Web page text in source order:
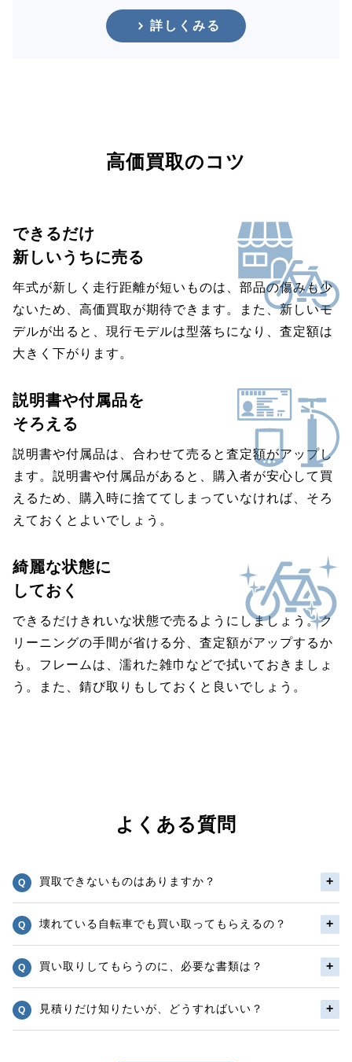
詳しくみる
高価買取のコツ
できるだけ
新しいうちに売る
年式が新しく走行距離が短いものは、部品の傷みも少
ないため、高価買取が期待できます。また、新しいモ
デルが出ると、現行モデルは型落ちになり、査定額は
大きく下がります。
説明書や付属品を
そろえる
説明書や付属品は、合わせて売ると査定額がアップし
ます。説明書や付属品があると、購入者が安心して買
えるため、購入時に捨ててしまっていなければ、そろ
えておくとよいでしょう。
綺麗な状態に
しておく
できるだけきれいな状態で売るようにしましょう。ク
リーニングの手間が省ける分、査定額がアップするか
も。フレームは、濡れた雑巾などで拭いておきましょ
う。また、錆び取りもしておくと良いでしょう。
よくある質問
買取できないものはありますか？
壊れている自転車でも買い取ってもらえるの？
買い取りしてもらうのに、必要な書類は？
見積りだけ知りたいが、どうすればいい？